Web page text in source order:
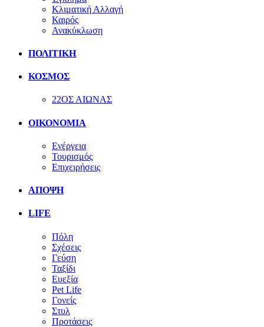
Κλιματική Αλλαγή
Καιρός
Ανακύκλωση
ΠΟΛΙΤΙΚΗ
ΚΟΣΜΟΣ
22ΟΣ ΑΙΩΝΑΣ
ΟΙΚΟΝΟΜΙΑ
Ενέργεια
Τουρισμός
Επιχειρήσεις
ΑΠΟΨΗ
LIFE
Πόλη
Σχέσεις
Γεύση
Ταξίδι
Ευεξία
Pet Life
Γονείς
Στυλ
Προτάσεις